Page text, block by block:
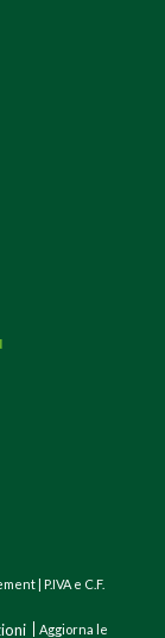
| P.IVA e C.F.
Aggiorna le